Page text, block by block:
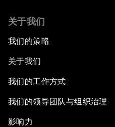
关于我们
我们的策略
关于我们
我们的工作方式
我们的领导团队与组织治理
影响力